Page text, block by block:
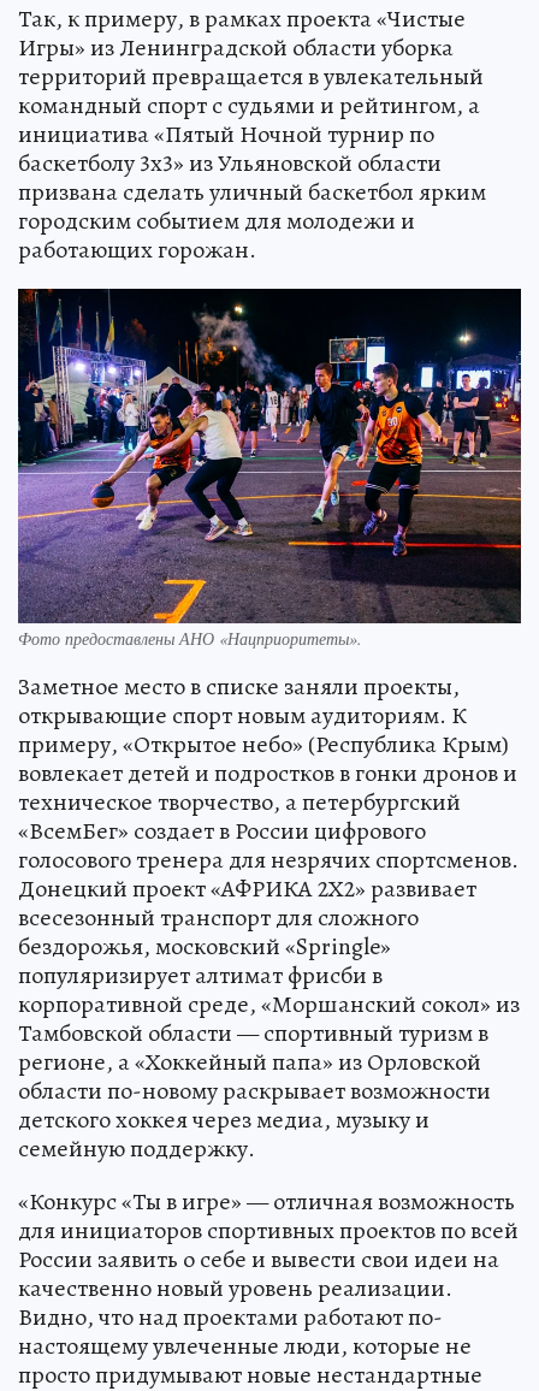
Так, к примеру, в рамках проекта «Чистые
Игры» из Ленинградской области уборка
территорий превращается в увлекательный
командный спорт с судьями и рейтингом, а
инициатива «Пятый Ночной турнир по
баскетболу 3х3» из Ульяновской области
призвана сделать уличный баскетбол ярким
городским событием для молодежи и
работающих горожан.
Фото предоставлены АНО «Нацприоритеты».
Заметное место в списке заняли проекты,
открывающие спорт новым аудиториям. К
примеру, «Открытое небо» (Республика Крым)
вовлекает детей и подростков в гонки дронов и
техническое творчество, а петербургский
«ВсемБег» создает в России цифрового
голосового тренера для незрячих спортсменов.
Донецкий проект «АФРИКА 2Х2» развивает
всесезонный транспорт для сложного
бездорожья, московский «Springle»
популяризирует алтимат фрисби в
корпоративной среде, «Моршанский сокол» из
Тамбовской области — спортивный туризм в
регионе, а «Хоккейный папа» из Орловской
области по-новому раскрывает возможности
детского хоккея через медиа, музыку и
семейную поддержку.
«Конкурс «Ты в игре» — отличная возможность
для инициаторов спортивных проектов по всей
России заявить о себе и вывести свои идеи на
качественно новый уровень реализации.
Видно, что над проектами работают по-
настоящему увлеченные люди, которые не
просто придумывают новые нестандартные